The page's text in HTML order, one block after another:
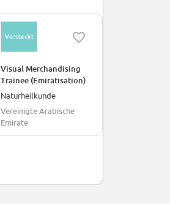
Versteckt
Visual Merchandising
Trainee (Emiratisation)
Naturheilkunde
Vereinigte Arabische
Emirate